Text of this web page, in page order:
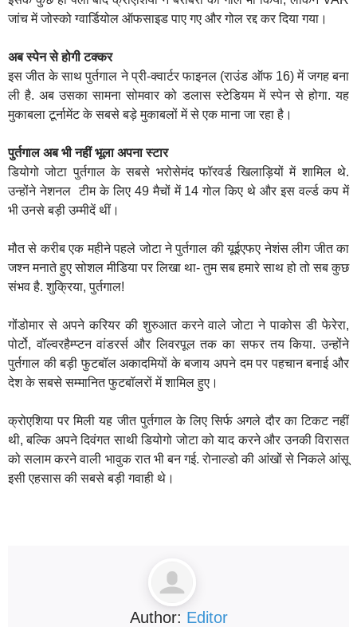
जांच में जोस्को ग्वार्डियोल ऑफसाइड पाए गए और गोल रद्द कर दिया गया।
अब स्पेन से होगी टक्कर
इस जीत के साथ पुर्तगाल ने प्री-क्वार्टर फाइनल (राउंड ऑफ 16) में जगह बना
ली है. अब उसका सामना सोमवार को डलास स्टेडियम में स्पेन से होगा. यह
मुकाबला टूर्नामेंट के सबसे बड़े मुकाबलों में से एक माना जा रहा है।
पुर्तगाल अब भी नहीं भूला अपना स्टार
डियोगो जोटा पुर्तगाल के सबसे भरोसेमंद फॉरवर्ड खिलाड़ियों में शामिल थे.
उन्होंने नेशनल टीम के लिए 49 मैचों में 14 गोल किए थे और इस वर्ल्ड कप में
भी उनसे बड़ी उम्मीदें थीं।
मौत से करीब एक महीने पहले जोटा ने पुर्तगाल की यूईएफए नेशंस लीग जीत का
जश्न मनाते हुए सोशल मीडिया पर लिखा था- तुम सब हमारे साथ हो तो सब कुछ
संभव है. शुक्रिया, पुर्तगाल!
गोंडोमार से अपने करियर की शुरुआत करने वाले जोटा ने पाकोस डी फेरेरा,
पोर्टो, वॉल्वरहैम्प्टन वांडरर्स और लिवरपूल तक का सफर तय किया. उन्होंने
पुर्तगाल की बड़ी फुटबॉल अकादमियों के बजाय अपने दम पर पहचान बनाई और
देश के सबसे सम्मानित फुटबॉलरों में शामिल हुए।
क्रोएशिया पर मिली यह जीत पुर्तगाल के लिए सिर्फ अगले दौर का टिकट नहीं
थी, बल्कि अपने दिवंगत साथी डियोगो जोटा को याद करने और उनकी विरासत
को सलाम करने वाली भावुक रात भी बन गई. रोनाल्डो की आंखों से निकले आंसू
इसी एहसास की सबसे बड़ी गवाही थे।
Author: Editor